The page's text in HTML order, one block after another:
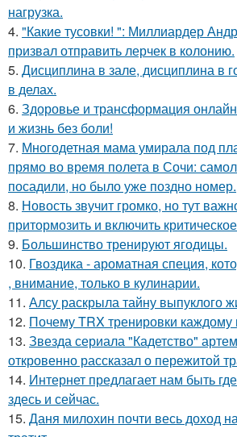
нагрузка.
4. "Какие тусовки! ": Миллиардер
призвал отправить лерчек в колонию.
5. Дисциплина в зале, дисциплина в
в делах.
6. Здоровье и трансформация
и жизнь без боли!
7. Многодетная мама умирала под
прямо во время полета в Сочи:
посадили, но было уже поздно номер.
8. Новость звучит громко, но тут
притормозить и включить
9. Большинство тренируют ягодицы.
10. Гвоздика - ароматная специя,
, внимание, только в кулинарии.
11. Алсу раскрыла тайну выпуклого
12. Почему TRX тренировки каждому
13. Звезда сериала "Кадетство"
откровенно рассказал о пережитой
14. Интернет предлагает нам быть
здесь и сейчас.
15. Даня милохин почти весь доход